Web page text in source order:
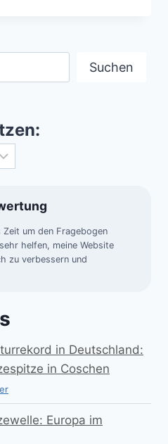
Suchen
um den Fragebogen
helfen, meine Website
zu verbessern und
in Deutschland:
in Coschen
Europa im